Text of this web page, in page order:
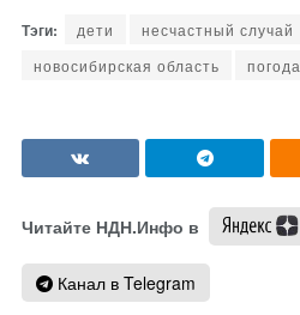
дети
несчастный случай
новосибирская область
погода
Читайте НДН.Инфо в
Канал в Telegram